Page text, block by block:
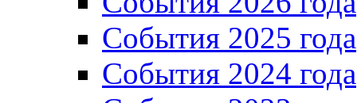
События 2025 года
События 2024 года